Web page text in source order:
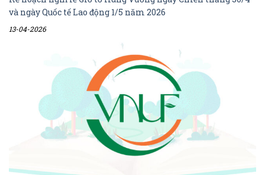
và ngày Quốc tế Lao động 1/5 năm 2026
13-04-2026